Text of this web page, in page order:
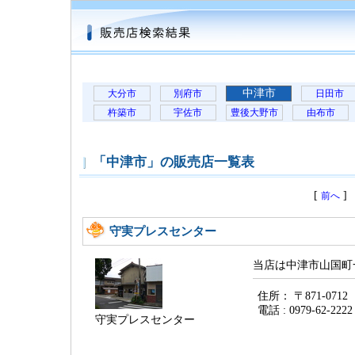
大分市 別府市 中津市
日田市
杵築市
宇佐市 豊後大野市 由布市
「中津市」の販売店一覧表
[ 前へ
守実プレスセンター
守実プレスセンター
当店は中津市山国
住所： 〒871-
電話 : 0979-62-